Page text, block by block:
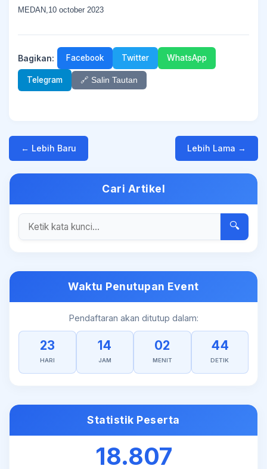
MEDAN,10 october 2023
Bagikan: Facebook Twitter WhatsApp
Telegram 🔗 Salin Tautan
← Lebih Baru Lebih Lama →
Cari Artikel
🔍
Waktu Penutupan Event
Pendaftaran akan ditutup dalam:
23
HARI
14
JAM
02
MENIT
43
DETIK
Statistik Peserta
18.807